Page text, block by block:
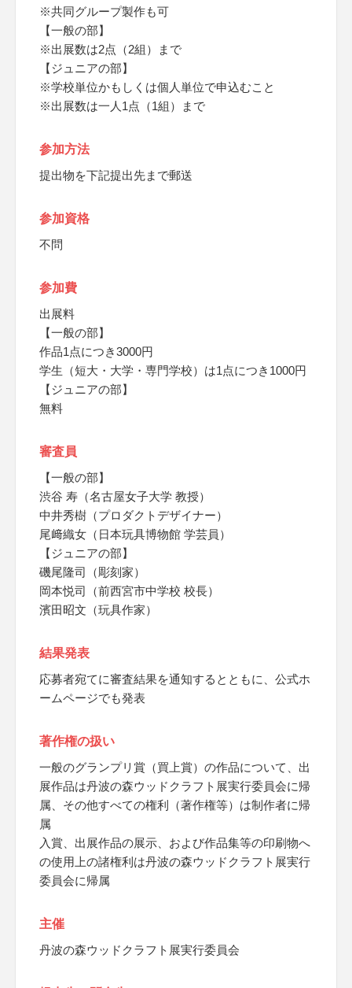
※共同グループ製作も可
【一般の部】
※出展数は2点（2組）まで
【ジュニアの部】
※学校単位かもしくは個人単位で申込むこと
※出展数は一人1点（1組）まで
参加方法
提出物を下記提出先まで郵送
参加資格
不問
参加費
出展料
【一般の部】
作品1点につき3000円
学生（短大・大学・専門学校）は1点につき1000円
【ジュニアの部】
無料
審査員
【一般の部】
渋谷 寿（名古屋女子大学 教授）
中井秀樹（プロダクトデザイナー）
尾﨑織女（日本玩具博物館 学芸員）
【ジュニアの部】
磯尾隆司（彫刻家）
岡本悦司（前西宮市中学校 校長）
濱田昭文（玩具作家）
結果発表
応募者宛てに審査結果を通知するとともに、公式ホ
ームページでも発表
著作権の扱い
一般のグランプリ賞（買上賞）の作品について、出
展作品は丹波の森ウッドクラフト展実行委員会に帰
属、その他すべての権利（著作権等）は制作者に帰
属
入賞、出展作品の展示、および作品集等の印刷物へ
の使用上の諸権利は丹波の森ウッドクラフト展実行
委員会に帰属
主催
丹波の森ウッドクラフト展実行委員会